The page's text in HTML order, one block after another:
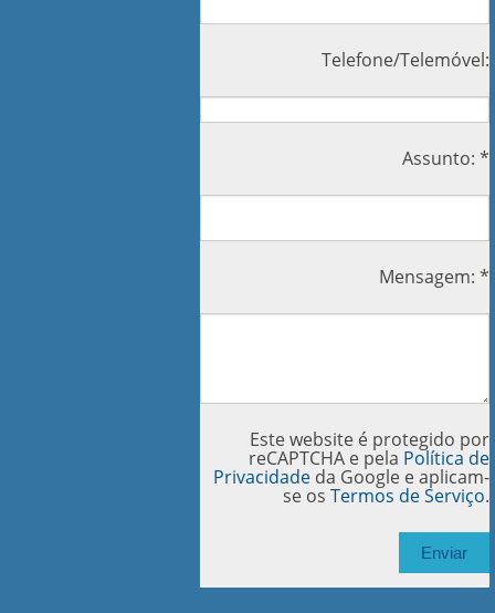
Telefone/Telemóvel:
Assunto: *
Mensagem: *
Este website é protegido por
reCAPTCHA e pela Política de
Privacidade da Google e aplicam-
se osTermos de Serviço.